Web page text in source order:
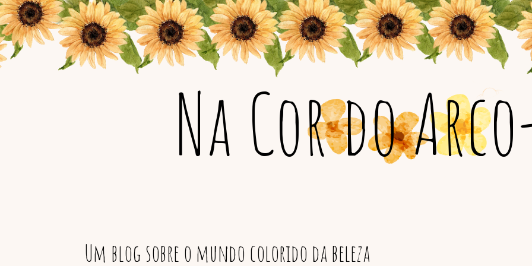
Na Cor do
Um blog sobre o mundo colorido da beleza